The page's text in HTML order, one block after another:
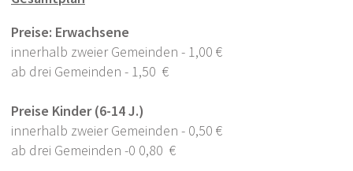
Schule, Kindergärten, Jugend &
Senioren
Bürgerbus
Schnelles Internet in Bayern
Preise: Erwachsene
innerhalb zweier Gemeinden - 1,00 €
ab drei Gemeinden - 1,50 €
Preise Kinder (6-14 J.)
innerhalb zweier Gemeinden - 0,50 €
ab drei Gemeinden -0 0,80 €